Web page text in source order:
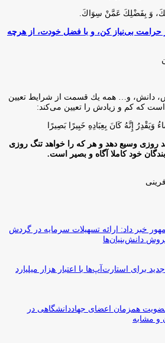
وَ بِفَضْلِكَ عَمَّنْ سِوَاكَ‏.
حرامت بی‌نیاز کن، و با فضل خودت، از هرچه
دانش، و… همه يك قسمت از شرايط تعيين
كه كم و زيادش را تعيين مى‌كند:
إِنَّهُ كَانَ بِعِبَادِهِ خَبِيرًا بَصِيرًا
روزی وسیع دهد و هر که را خواهد تنگ روزی
خود کاملا آگاه و بصیر است.
خبر داد: ارائه تسهیلات سرمایه در گردش
برای استارت‌آپ‌ها با اعتبار هزار میلیارد
همزمان اعضای جهاددانشگاهی در
و مشابه